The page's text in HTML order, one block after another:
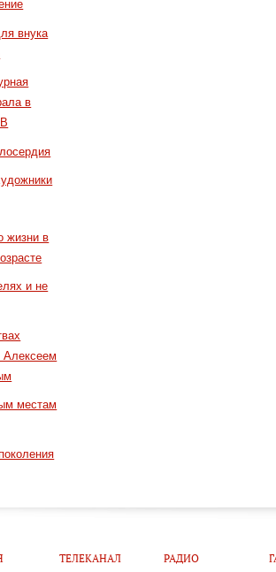
внука
в
жизни в
и не
Алексеем
местам
ТЕЛЕКАНАЛ
РАДИО